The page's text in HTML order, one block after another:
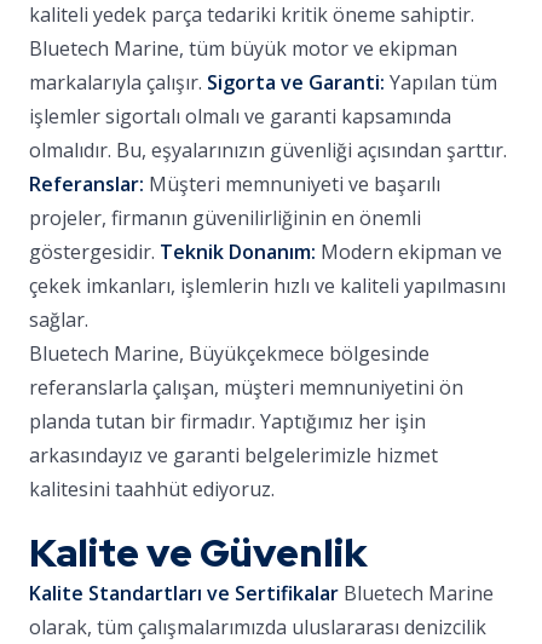
kaliteli yedek parça tedariki kritik öneme sahiptir.
Bluetech Marine, tüm büyük motor ve ekipman
markalarıyla çalışır. Sigorta ve Garanti: Yapılan tüm
işlemler sigortalı olmalı ve garanti kapsamında
olmalıdır. Bu, eşyalarınızın güvenliği açısından şarttır.
Referanslar: Müşteri memnuniyeti ve başarılı
projeler, firmanın güvenilirliğinin en önemli
göstergesidir. Teknik Donanım: Modern ekipman ve
çekek imkanları, işlemlerin hızlı ve kaliteli yapılmasını
sağlar.
Bluetech Marine, Büyükçekmece bölgesinde
referanslarla çalışan, müşteri memnuniyetini ön
planda tutan bir firmadır. Yaptığımız her işin
arkasındayız ve garanti belgelerimizle hizmet
kalitesini taahhüt ediyoruz.
Kalite ve Güvenlik
Kalite Standartları ve Sertifikalar Bluetech Marine
olarak, tüm çalışmalarımızda uluslararası denizcilik